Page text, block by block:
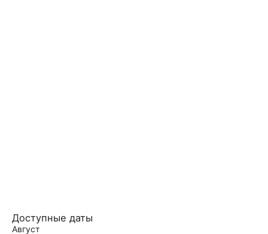
Доступные даты
Август